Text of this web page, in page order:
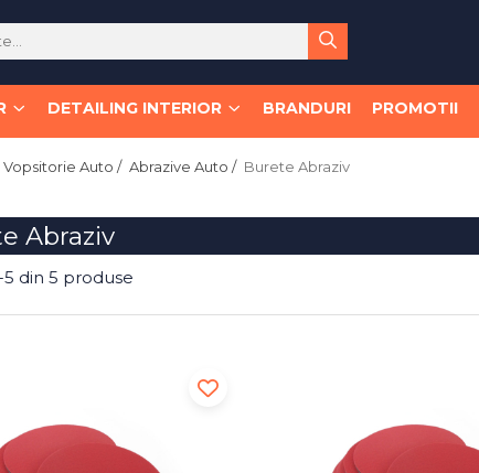
DETAILING INTERIOR BRANDURI PROMOTII
Vopsitorie Auto / Abrazive Auto / Burete Abraziv
Abraziv
5 din 5 produse